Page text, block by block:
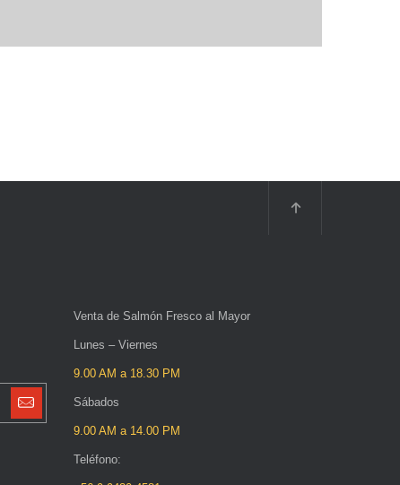
Venta de Salmón Fresco al Mayor
Lunes – Viernes
9.00 AM a 18.30 PM
Sábados
9.00 AM a 14.00 PM
Teléfono: